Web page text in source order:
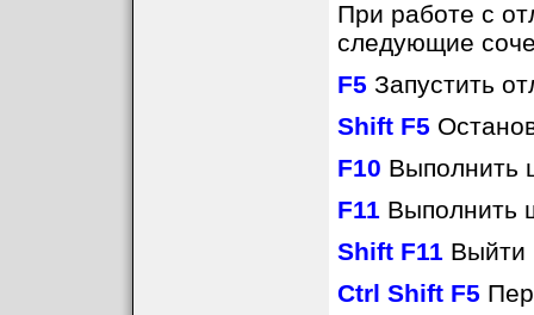
При работе с
следующие
F5 Запустить
Shift F5
F10 Выполнить
F11 Выполнить
Shift F11 Выйти
Ctrl Shift F5